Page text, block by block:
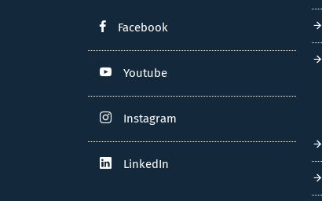
Facebook
Youtube
Instagram
LinkedIn